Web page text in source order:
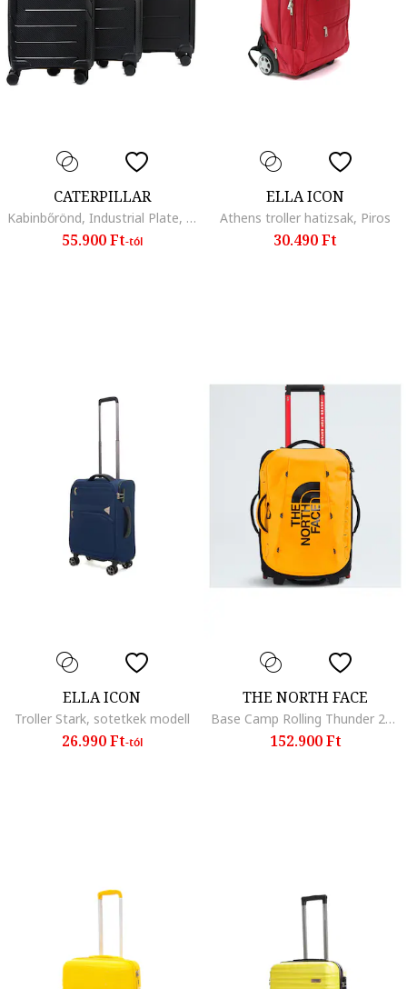
CATERPILLAR
Kabinbőrönd, Industrial Plate, ABS, 37.5x23.5x54 cm (HxSzxM)
55.900 Ft-tól
ELLA ICON
Athens troller hatizsak, Piros
30.490 Ft
ELLA ICON
Troller Stark, sotetkek modell
26.990 Ft-tól
THE NORTH FACE
Base Camp Rolling Thunder 22 bőrönd, 40l, 55cm, sárga
152.900 Ft